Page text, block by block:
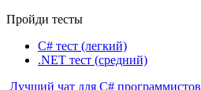
Пройди тесты
C# тест (легкий)
.NET тест (средний)
Лучший чат для C# программистов